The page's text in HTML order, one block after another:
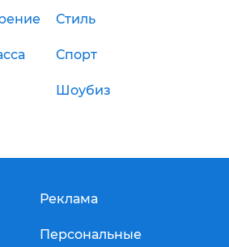
Стиль
Спорт
Шоубиз
Реклама
Персональные